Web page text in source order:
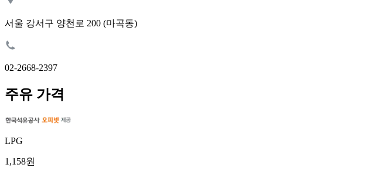
서울 강서구 양천로 200 (마곡동)
02-2668-2397
주유 가격
LPG
1,158원